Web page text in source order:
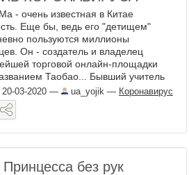
- очень известная в Китае
Еще бы, ведь его "детищем"
пользуются миллионы
Он - создатель и владелец
торговой онлайн-площадки
Таобао... Бывший учитель
неординарная личность. Чего
стоят его заявления про ...
20-03-2020 — ua_yojik — Коронавирус
без рук